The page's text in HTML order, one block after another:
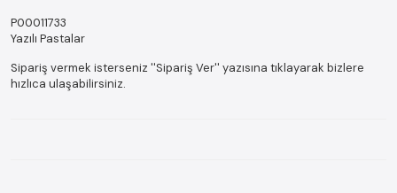
P00011733
Yazılı Pastalar
Sipariş vermek isterseniz ''Sipariş Ver'' yazısına tıklayarak bizlere
hızlıca ulaşabilirsiniz.